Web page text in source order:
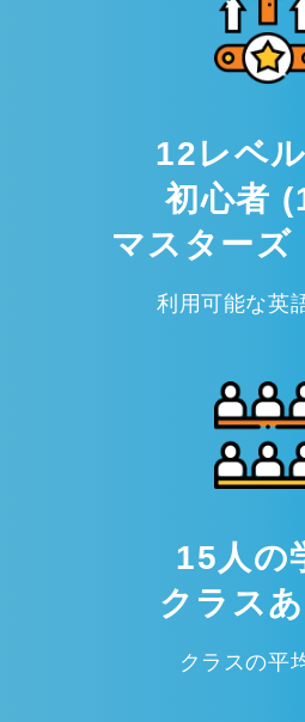
12レベ
初心者
マスターズ
利用可能な英
15人の
クラス
クラスの平